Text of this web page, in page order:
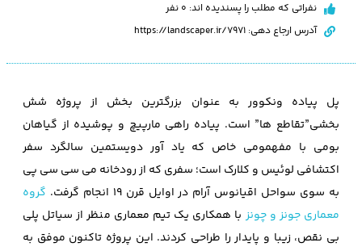
نفراتی که مطلب را پسندیده اند: 0 نفر
آدرس ارجاع دهی: https://landscaper.ir/7971
پل پیاده ونکوور به عنوان بزرگترین بخش از پروژه شش
بخشی”تقاطع ها” است. پیاده راهی مارپیچ و پوشیده از گیاهان
بومی با مفهمومی خاص که یاد آور دویستمین سالگرد سفر
اکتشافی لوئیس و کلارک است؛ سفری که از رودخانه می سی سی پی
به سوی سواحل اقیانوس آرام در اوایل قرن 19 انجام گرفت.
گروه
معماری جونز و چونز با همکاری یک تیم معماری منظر از سیاتل پلی
بی ‌نقص، زیبا و پایدار را طراحی کردند. این پروژه تاکنون موفق به